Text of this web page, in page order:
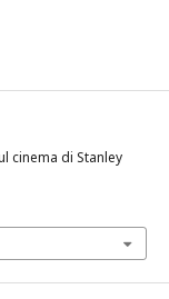
cinema di Stanley